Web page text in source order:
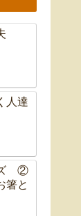
人達
ズ ②
箸と